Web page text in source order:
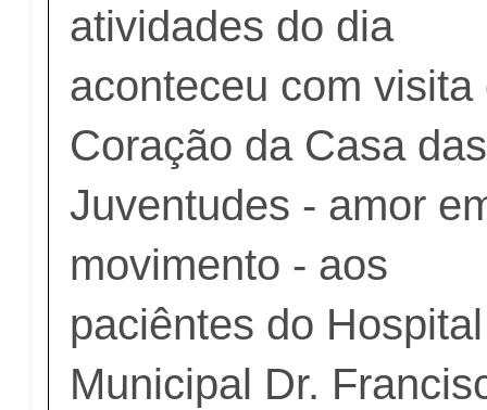
atividades do dia
aconteceu com visita
Coração da Casa das
Juventudes - amor
movimento - aos
paciêntes do Hospital
Municipal Dr.